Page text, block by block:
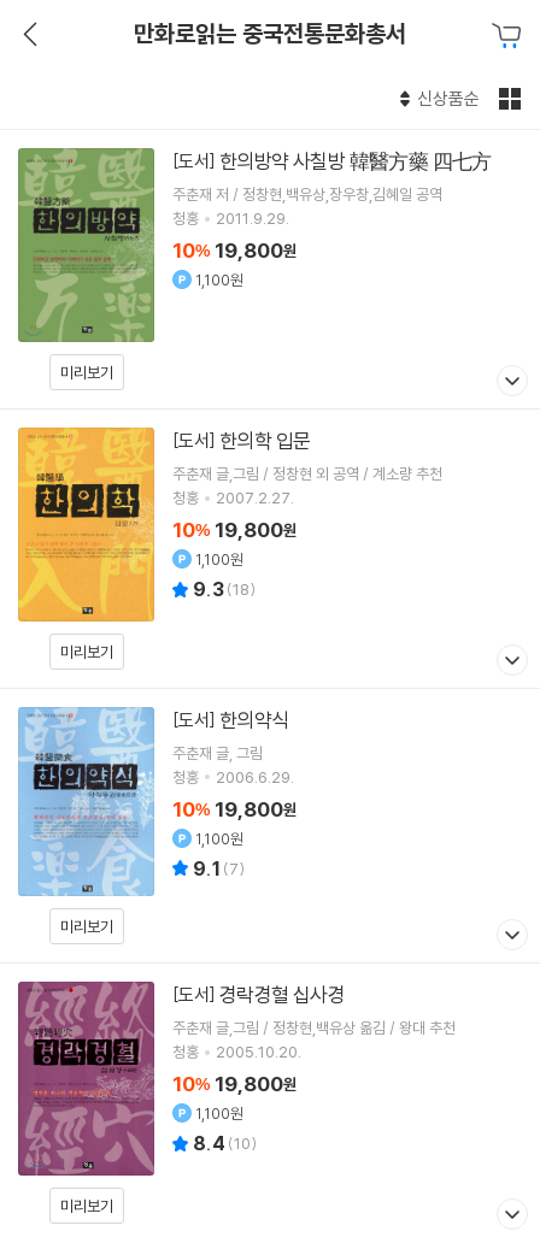
만화로읽는 중국전통문화총서
신상품순
미리보기
[도서] 한의방약 사칠방 韓醫方藥 四七方
주춘재 저 / 정창현,백유상,장우창,김혜일 공역
청홍
2011.9.29.
10% 19,800원
1,100원
미리보기
[도서] 한의학 입문
주춘재 글,그림 / 정창현 외 공역 / 계소량 추천
청홍
2007.2.27.
10% 19,800원
1,100원
9.3(18)
미리보기
[도서] 한의약식
주춘재 글, 그림
청홍
2006.6.29.
10% 19,800원
1,100원
9.1 (7)
미리보기
[도서] 경락경혈 십사경
주춘재 글,그림 / 정창현,백유상 옮김 / 왕대 추천
청홍
2005.10.20.
10% 19,800원
1,100원
8.4 (10)